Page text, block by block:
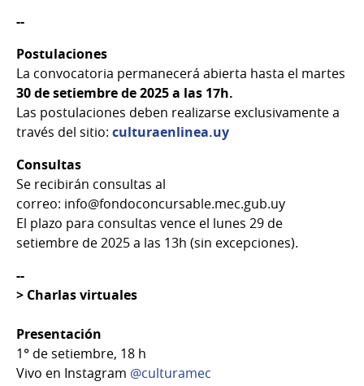
--
Postulaciones
La convocatoria permanecerá abierta hasta el martes
30 de setiembre de 2025 a las 17h.
Las postulaciones deben realizarse exclusivamente a
través del sitio: culturaenlinea.uy
Consultas
Se recibirán consultas al
correo: info@fondoconcursable.mec.gub.uy
El plazo para consultas vence el lunes 29 de
setiembre de 2025 a las 13h (sin excepciones).
--
> Charlas virtuales
Presentación
1° de setiembre, 18 h
Vivo en Instagram @culturamec